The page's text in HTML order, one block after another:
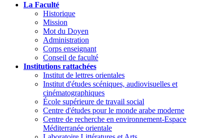
La Faculté
Historique
Mission
Mot du Doyen
Administration
Corps enseignant
Conseil de faculté
Institutions rattachées
Institut de lettres orientales
Institut d'études scéniques, audiovisuelles et
cinématographiques
École supérieure de travail social
Centre d'études pour le monde arabe moderne
Centre de recherche en environnement-Espace
Méditerranée orientale